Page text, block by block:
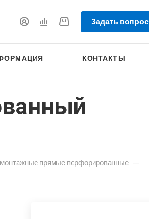
Задать вопрос
КОНТАКТЫ
прямые перфорированные —